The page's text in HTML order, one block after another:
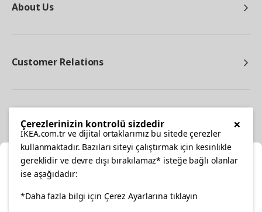
About Us
Customer Relations
facebooktwitterinstagrampinterestyoutube
Select Location
×
Çerezlerinizin kontrolü sizdedir
IKEA.com.tr ve dijital ortaklarımız bu sitede çerezler
kullanmaktadır. Bazıları siteyi çalıştırmak için kesinlikle
gereklidir ve devre dışı bırakılamaz* isteğe bağlı olanlar
ise aşağıdadır:
*Daha fazla bilgi için Çerez Ayarlarına tıklayın